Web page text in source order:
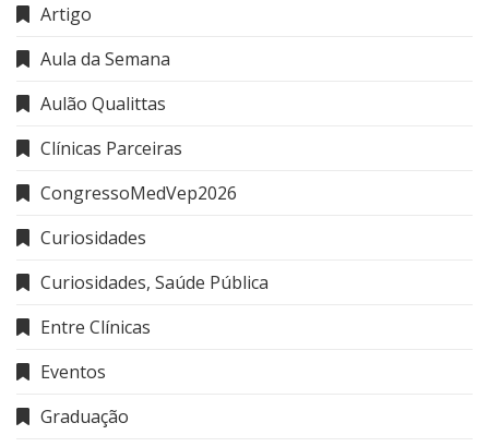
Artigo
Aula da Semana
Aulão Qualittas
Clínicas Parceiras
CongressoMedVep2026
Curiosidades
Curiosidades, Saúde Pública
Entre Clínicas
Eventos
Graduação